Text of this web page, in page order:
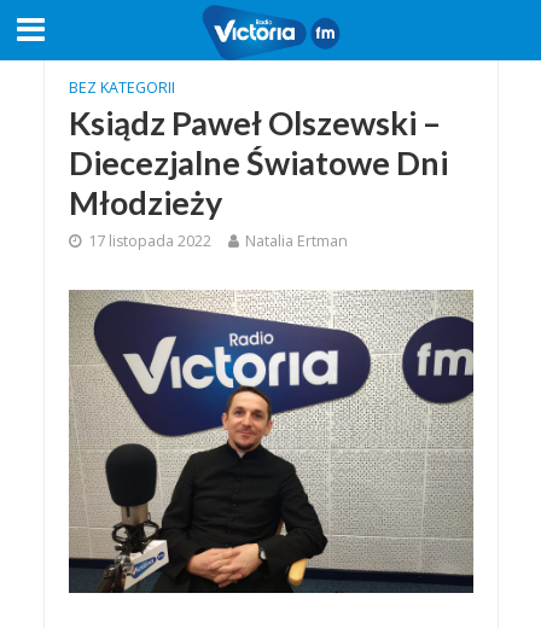
BEZ KATEGORII
Ksiądz Paweł Olszewski –
Diecezjalne Światowe Dni
Młodzieży
17 listopada 2022 Natalia Ertman